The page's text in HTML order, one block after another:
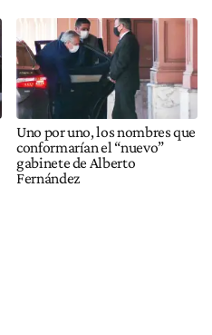
Uno por uno, los nombres que
conformarían el “nuevo”
gabinete de Alberto
Fernández